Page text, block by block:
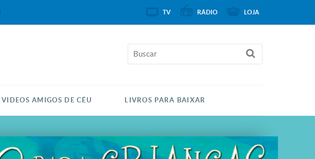
VIDEOS AMIGOS DE CÉU LIVROS PARA BAIXAR
TV RÁDIO LOJA